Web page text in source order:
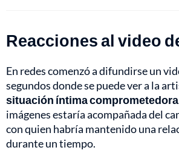
Reacciones al video
En redes comenzó a difundirse un
segundos donde se puede ver a la
situación íntima comprometedora
imágenes estaría acompañada del
con quien habría mantenido una
durante un tiempo.